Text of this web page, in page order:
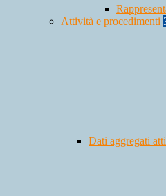
Attività e procedimenti
Dati aggregati